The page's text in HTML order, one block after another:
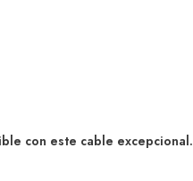
con este cable excepcional.